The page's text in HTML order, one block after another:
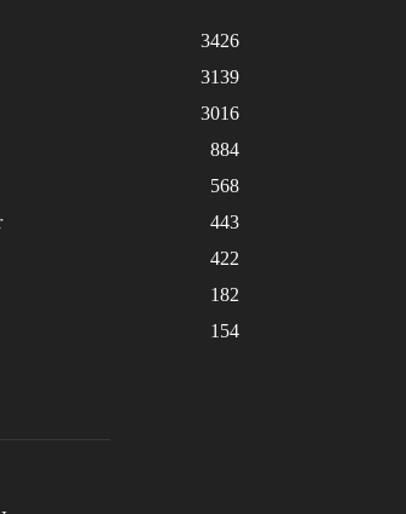
3426
3139
3016
884
568
443
422
182
154